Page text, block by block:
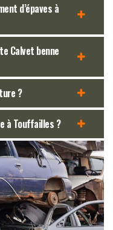
d’épaves à
Calvet benne
?
à Touffailles ?